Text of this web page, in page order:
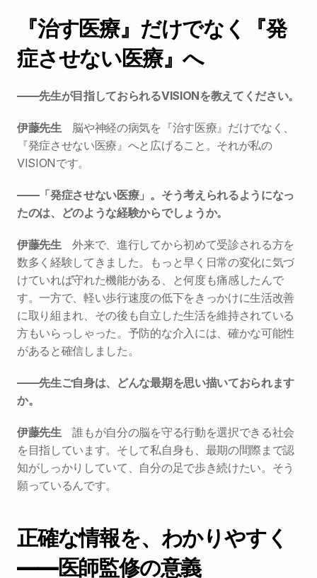
『治す医療』だけでなく『発
症させない医療』へ
――先生が目指しておられるVISIONを教えてください。
伊藤先生 脳や神経の病気を『治す医療』だけでなく、
『発症させない医療』へと広げること。それが私の
VISIONです。
――「発症させない医療」。そう考えられるようになっ
たのは、どのような経験からでしょうか。
伊藤先生 外来で、進行してから初めて受診される方を
数多く経験してきました。もっと早く日常の変化に気づ
けていれば守れた機能がある、と何度も痛感したんで
す。一方で、軽い歩行速度の低下をきっかけに生活改善
に取り組まれ、その後も自立した生活を維持されている
方もいらっしゃった。予防的な介入には、確かな可能性
があると確信しました。
――先生ご自身は、どんな最期を思い描いておられます
か。
伊藤先生 誰もが自分の脳を守る行動を選択できる社会
を目指しています。そして私自身も、最期の間際まで認
知がしっかりしていて、自分の足で歩き続けたい。そう
願っているんです。
正確な情報を、わかりやすく
――医師監修の意義